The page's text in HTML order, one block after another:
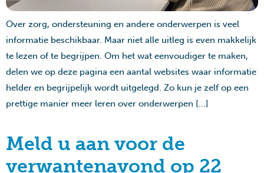
Over zorg, ondersteuning en andere onderwerpen is veel
informatie beschikbaar. Maar niet alle uitleg is even makkelijk
te lezen of te begrijpen. Om het wat eenvoudiger te maken,
delen we op deze pagina een aantal websites waar informatie
helder en begrijpelijk wordt uitgelegd. Zo kun je zelf op een
prettige manier meer leren over onderwerpen […]
Meld u aan voor de
verwantenavond op 22